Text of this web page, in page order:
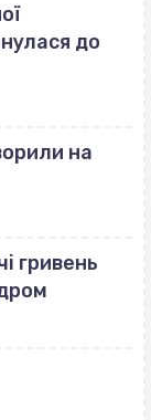
до
на
гривень